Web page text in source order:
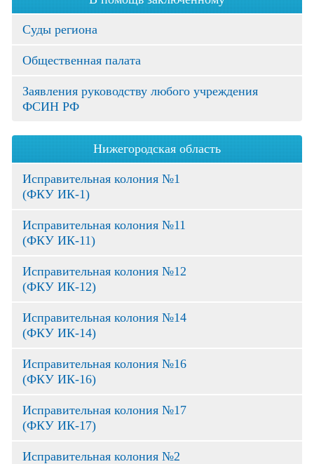
Суды региона
Общественная палата
Заявления руководству любого учреждения
ФСИН РФ
Нижегородская область
Исправительная колония №1
(ФКУ ИК-1)
Исправительная колония №11
(ФКУ ИК-11)
Исправительная колония №12
(ФКУ ИК-12)
Исправительная колония №14
(ФКУ ИК-14)
Исправительная колония №16
(ФКУ ИК-16)
Исправительная колония №17
(ФКУ ИК-17)
Исправительная колония №2